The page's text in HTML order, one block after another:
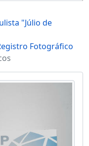
"Júlio de
Fotográfico